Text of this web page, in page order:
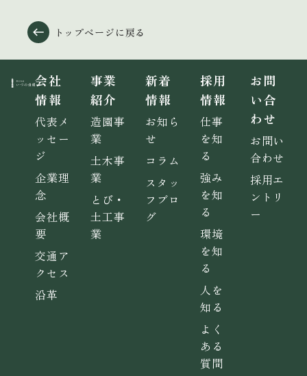
トップページに戻る
会社
情報
代表メ
ッセー
ジ
企業理
念
会社概
要
交通ア
クセス
沿革
事業
紹介
造園事
業
土木事
業
とび・
土工事
業
新着
情報
お知ら
せ
コラム
スタッ
フブロ
グ
採用
情報
仕事
を知
る
強み
を知
る
環境
を知
る
人を
知る
よく
ある
質問
お問
い合
わせ
お問い
合わせ
採用エ
ントリ
ー